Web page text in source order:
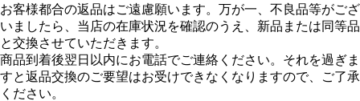
お客様都合の返品はご遠慮願います。万が一、不良品等がござ
いましたら、当店の在庫状況を確認のうえ、新品または同等品
と交換させていただきます。
商品到着後翌日以内にお電話でご連絡ください。それを過ぎま
すと返品交換のご要望はお受けできなくなりますので、ご了承
ください。